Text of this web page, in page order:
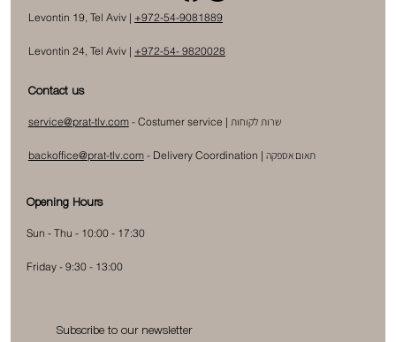
Levontin 19, Tel Aviv | +972-54-9081889
Levontin 24, Tel Aviv | +972-54- 9820028
Contact us
service@prat-tlv.com- Costumer service | שרות לקוחות
backoffice@prat-tlv.com- Delivery Coordination | תאום אספקה
Subscribe to our newsletter
Opening Hours
Sun - Thu - 10:00 - 17:30
Friday - 9:30 - 13:00